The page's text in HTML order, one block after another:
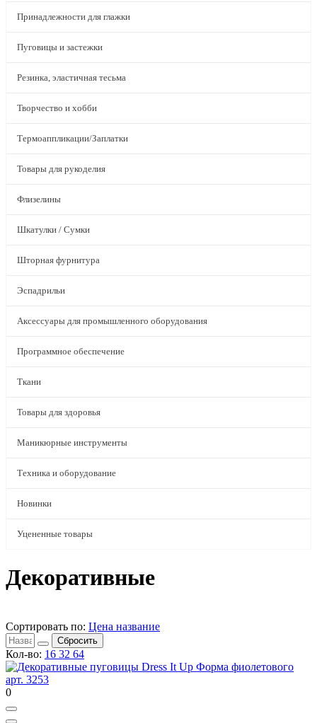
Принадлежности для глажки
Пуговицы и застежки
Резинка, эластичная тесьма
Творчество и хобби
Термоаппликации/Заплатки
Товары для рукоделия
Флизелины
Шкатулки / Сумки
Шторная фурнитура
Эспадрильи
Аксессуары для промышленного оборудования
Программное обеспечение
Ткани
Товары для здоровья
Маникюрные инструменты
Техника и оборудование
Новинки
Уцененные товары
Декоративные
Сортировать по: Цена название
Сбросить
Кол-во: 16 32 64
0